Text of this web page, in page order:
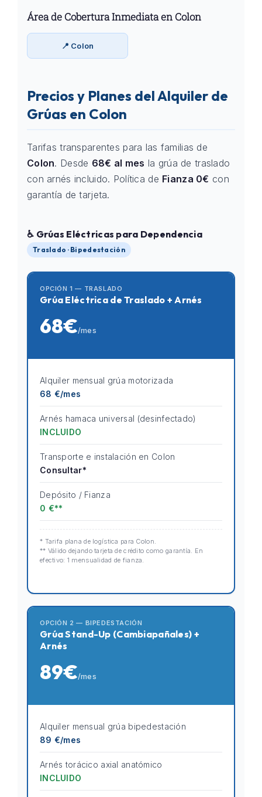
Área de Cobertura Inmediata en Colon
📍 Colon
Precios y Planes del Alquiler de
Grúas en Colon
Tarifas transparentes para las familias de
Colon. Desde 68€ al mes la grúa de traslado
con arnés incluido. Política de Fianza 0€ con
garantía de tarjeta.
♿ Grúas Eléctricas para Dependencia
Traslado · Bipedestación
OPCIÓN 1 — TRASLADO
Grúa Eléctrica de Traslado + Arnés
68€/mes
Alquiler mensual grúa motorizada
68 €/mes
Arnés hamaca universal (desinfectado)
INCLUIDO
Transporte e instalación en Colon
Consultar*
Depósito / Fianza
0 €**
* Tarifa plana de logística para Colon.
** Válido dejando tarjeta de crédito como garantía. En
efectivo: 1 mensualidad de fianza.
OPCIÓN 2 — BIPEDESTACIÓN
Grúa Stand-Up (Cambiapañales) +
Arnés
89€/mes
Alquiler mensual grúa bipedestación
89 €/mes
Arnés torácico axial anatómico
INCLUIDO